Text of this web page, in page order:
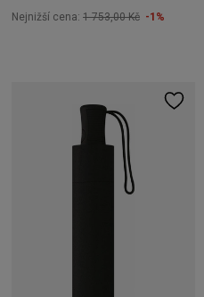
Nejnižší cena: 1 753,00 Kč -1%